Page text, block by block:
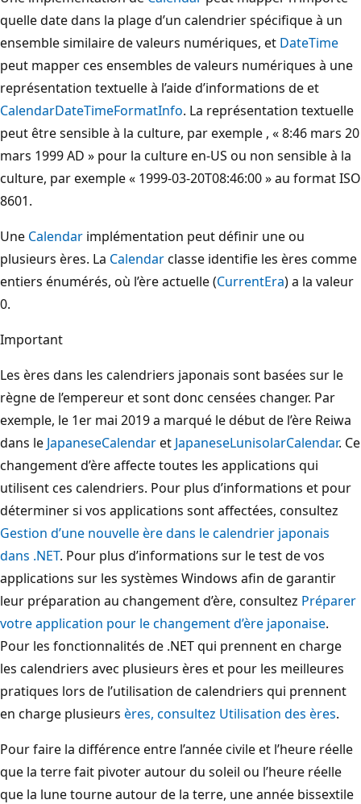
quelle date dans la plage d’un calendrier spécifique à un
ensemble similaire de valeurs numériques, et DateTime
peut mapper ces ensembles de valeurs numériques à une
représentation textuelle à l’aide d’informations de et
CalendarDateTimeFormatInfo. La représentation textuelle
peut être sensible à la culture, par exemple , « 8:46 mars 20
mars 1999 AD » pour la culture en-US ou non sensible à la
culture, par exemple « 1999-03-20T08:46:00 » au format ISO
8601.
Une Calendar implémentation peut définir une ou
plusieurs ères. La Calendarclasse identifie les ères comme
entiers énumérés, où l’ère actuelle (CurrentEra) a la valeur
0.
Important
Les ères dans les calendriers japonais sont basées sur le
règne de l’empereur et sont donc censées changer. Par
exemple, le 1er mai 2019 a marqué le début de l’ère Reiwa
dans le JapaneseCalendaret JapaneseLunisolarCalendar. Ce
changement d’ère affecte toutes les applications qui
utilisent ces calendriers. Pour plus d’informations et pour
déterminer si vos applications sont affectées, consultez
Gestion d’une nouvelle ère dans le calendrier japonais
dans .NET. Pour plus d’informations sur le test de vos
applications sur les systèmes Windows afin de garantir
leur préparation au changement d’ère, consultez Préparer
votre application pour le changement d’ère japonaise.
Pour les fonctionnalités de .NET qui prennent en charge
les calendriers avec plusieurs ères et pour les meilleures
pratiques lors de l’utilisation de calendriers qui prennent
en charge plusieurs ères, consultez Utilisation des ères.
Pour faire la différence entre l’année civile et l’heure réelle
que la terre fait pivoter autour du soleil ou l’heure réelle
que la lune tourne autour de la terre, une année bissextile